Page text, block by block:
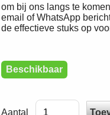
om bij ons langs te
email of WhatsApp
de effectieve stuks op
Beschikbaar
Aantal